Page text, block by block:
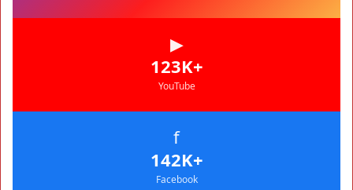
▶
+123K
YouTube
f
+142K
Facebook